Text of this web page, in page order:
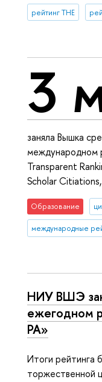
рейтинг THE
3
заняла Вышка
международном
Transparent
Scholar
Образование
международные
НИУ ВШЭ
ежегодном
РА»
Итоги рейтинга
торжественной